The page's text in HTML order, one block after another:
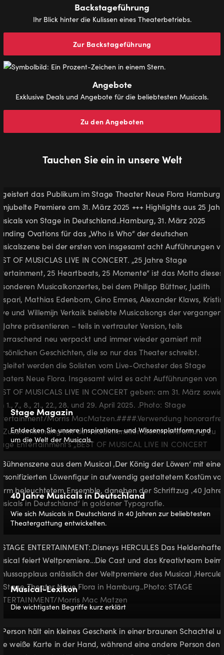
Backstageführung
Ihr Blick hinter die Kulissen eines Theaterbetriebs.
Zur Backstageführung
Angebote
Exklusive Deals und Angebote für die beliebtesten Musicals.
Zu den Angeboten
Tauchen Sie ein in unsere Welt
Stage Magazin
Entdecken Sie unsere Inspirations- und Wissensplattform rund
um die Welt der Musicals.
40 Jahre Musicals in Deutschland
Wie sich Musicals in Deutschland in 40 Jahren zur beliebtesten
Theatergattung entwickelten.
Musical-Lexikon
Die wichtigsten Begriffe kurz erklärt